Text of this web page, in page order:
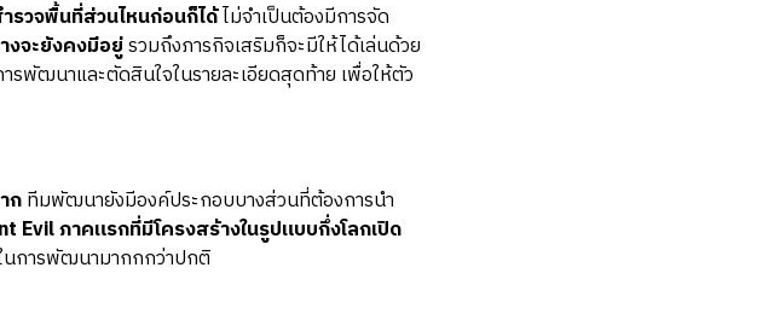
รวจพื้นที่ส่วนไหนก่อนก็ได้ไม่จำเป็นต้องมีการจัด
งจะยังคงมีอยู่รวมถึงภารกิจเสริมก็จะมีให้ได้เล่นด้วย
รพัฒนาและตัดสินใจในรายละเอียดสุดท้าย เพื่อให้ตัว
กทีมพัฒนายังมีองค์ประกอบบางส่วนที่ต้องการนำ
Evil ภาคแรกที่มีโครงสร้างในรูปแบบกึ่งโลกเปิด
นการพัฒนามากกกว่าปกติ